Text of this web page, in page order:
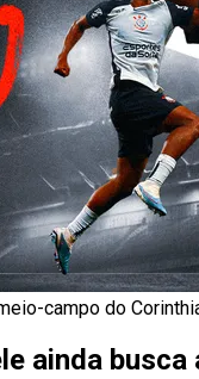
campo do
ainda